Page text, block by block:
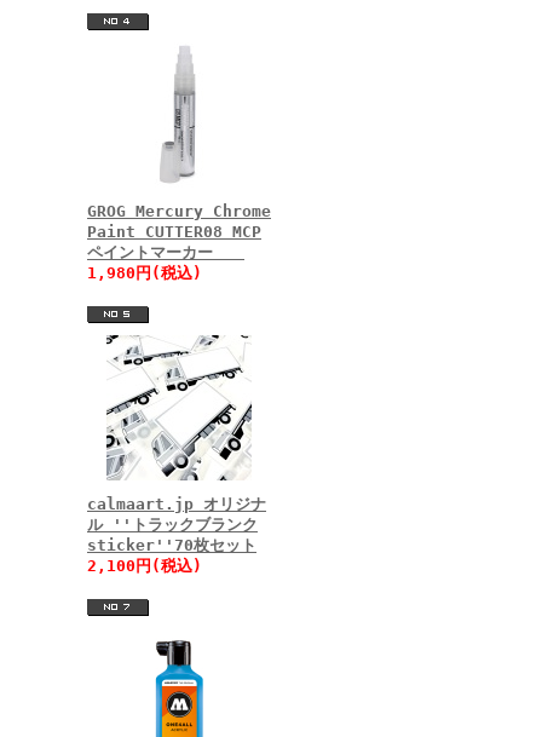
GROG Mercury Chrome
Paint CUTTER08 MCP
ペイントマーカー
1,980円(税込)
calmaart.jp オリジナ
ル ''トラックブランク
sticker''70枚セット
2,100円(税込)